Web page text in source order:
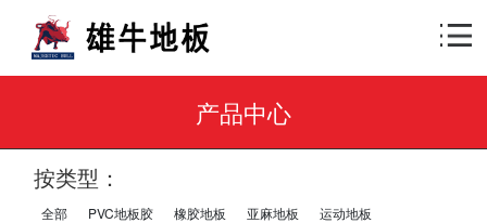
产品中心
按类型：
全部 PVC地板胶 橡胶地板 亚麻地板 运动地板